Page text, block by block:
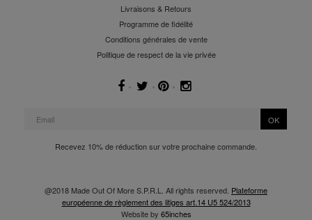
Livraisons & Retours
Programme de fidélité
Conditions générales de vente
Politique de respect de la vie privée
OK
Recevez 10% de réduction sur votre prochaine commande.
@2018 Made Out Of More S.P.R.L. All rights reserved. Plateforme
européenne de règlement des litiges art.14 U5 524/2013
Website by 65inches